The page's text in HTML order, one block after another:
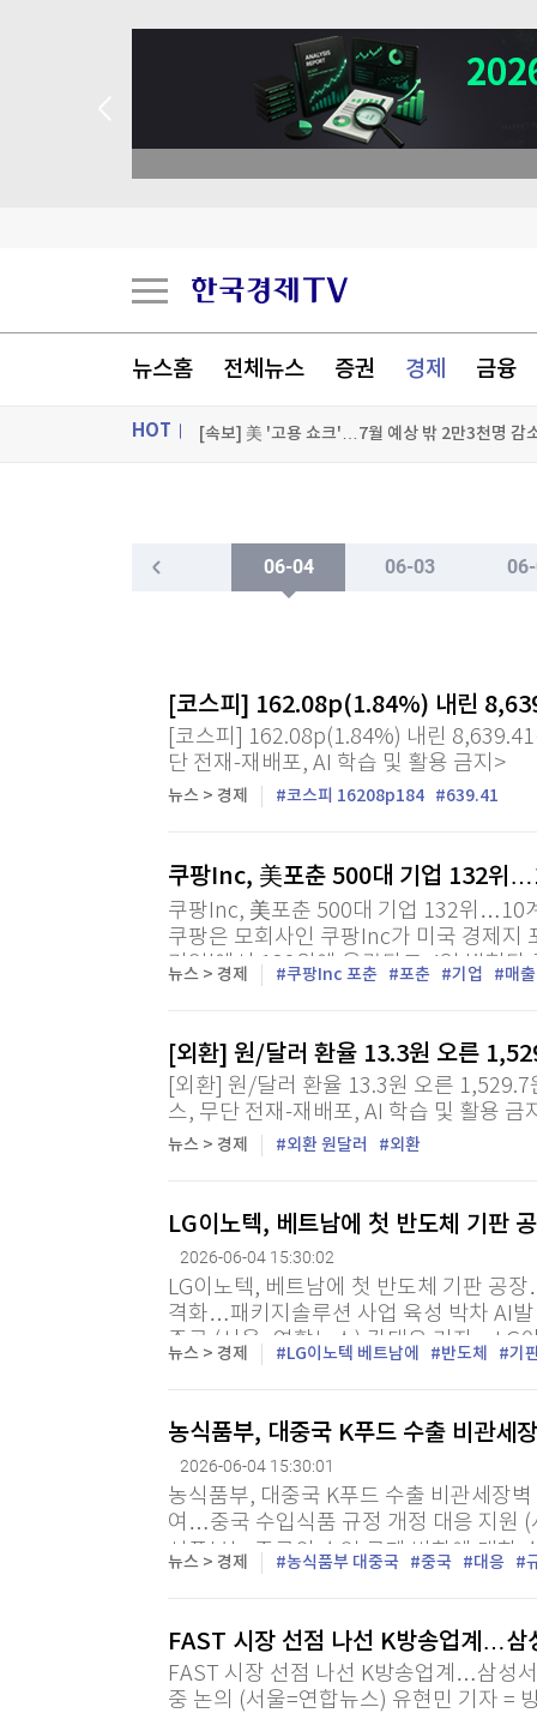
뉴스홈 전체뉴스 증권 경제 금융
HOT
서울 온열질환자 어제만 43명 발생…5월 중순부
폭염·전쟁에 다시 뛰는 세계 식량가격…3년반 만
[속보] 美 '고용 쇼크'…7월 예상 밖 2만3천명 감
"나야, '흑백요리사' 시즌3"
서울 온열질환자 어제만 43명 발생…5월 중순부
온로드 (ON ROAD) 인사이트
뉴스홈
글로벌경제
랭킹뉴스
미네르바아카데미
스페셜강의
투자/재테크
[모집-3기-] 돈버는 트레이딩 투자 북클럽
[할인50%] 한·미 투자 올인원 클래스
증권 데이터
특징주 뉴스
매매신호 (랭킹
환율
해외증시
06-04 06-03
[코스피] 162.08p(1.84%) 내린
[코스피] 162.08p(1.84%) 내린
단 전재-재배포, AI 학습 및 활용 금지>
뉴스 > 경제 코스피 16208p184 639.41
쿠팡Inc, 美포춘 500대 기업 132위
쿠팡Inc, 美포춘 500대 기업 132위…10
쿠팡은 모회사인 쿠팡Inc가 미국 경제
기업'에서 132위에 올랐다고 4일 밝혔
기업에 처음 이름을 올린 뒤 2024년
뉴스 > 경제 쿠팡Inc 포춘 포춘 기업 매출
[외환] 원/달러 환율 13.3원 오른
[외환] 원/달러 환율 13.3원 오른
스, 무단 전재-재배포, AI 학습 및 활용 금
뉴스 > 경제 외환 원달러 외환
LG이노텍, 베트남에 첫 반도체 기판
2026-06-04 15:30:02
LG이노텍, 베트남에 첫 반도체 기판 공
격화…패키지솔루션 사업 육성 박차 AI
준공 (서울=연합뉴스) 강태우 기자 =
판 공장을 짓는다. 경북 구미 공장에 이은
뉴스 > 경제 LG이노텍 베트남에 반도체 기
농식품부, 대중국 K푸드 수출 비관세
2026-06-04 15:30:01
농식품부, 대중국 K푸드 수출 비관세장
여…중국 수입식품 규정 개정 대응 지원
식품부는 중국의 수입 규제 변화에 대한
중국 K푸드 수출 비관세장벽 대응 설명
뉴스 > 경제 농식품부 대중국 중국 대응
FAST 시장 선점 나선 K방송업계…삼
FAST 시장 선점 나선 K방송업계…삼성
중 논의 (서울=연합뉴스) 유현민 기자 =